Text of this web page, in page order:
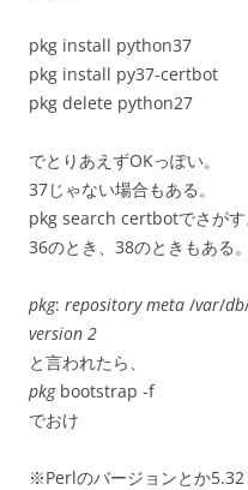
pkg install python37
pkg install py37-certbot
pkg delete python27
でとりあえずOKっぽい。
37じゃない場合もある。
pkg search certbotでさがす
36のとき、38のときもある。
pkg: repository meta /var/db
version 2
と言われたら、
pkgbootstrap -f
でおけ
※Perlのバージョンとか